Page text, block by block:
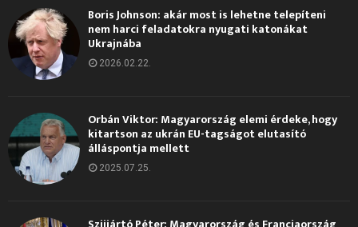
Boris Johnson: akár most is lehetne telepíteni
nem harci feladatokra nyugati katonákat
Ukrajnába
2026.02.22.
Orbán Viktor: Magyarország elemi érdeke, hogy
kitartson az ukrán EU-tagságot elutasító
álláspontja mellett
2025.07.25.